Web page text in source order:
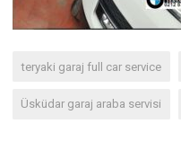
teryaki garaj full car service
Üsküdar garaj araba servisi